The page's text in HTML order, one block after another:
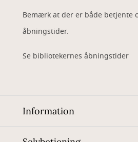
Bemærk at der er både betjente
åbningstider.
Se bibliotekernes åbningstider
Information